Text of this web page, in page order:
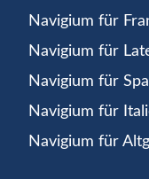
Navigium für
Navigium für
Navigium für
Navigium für
Navigium für